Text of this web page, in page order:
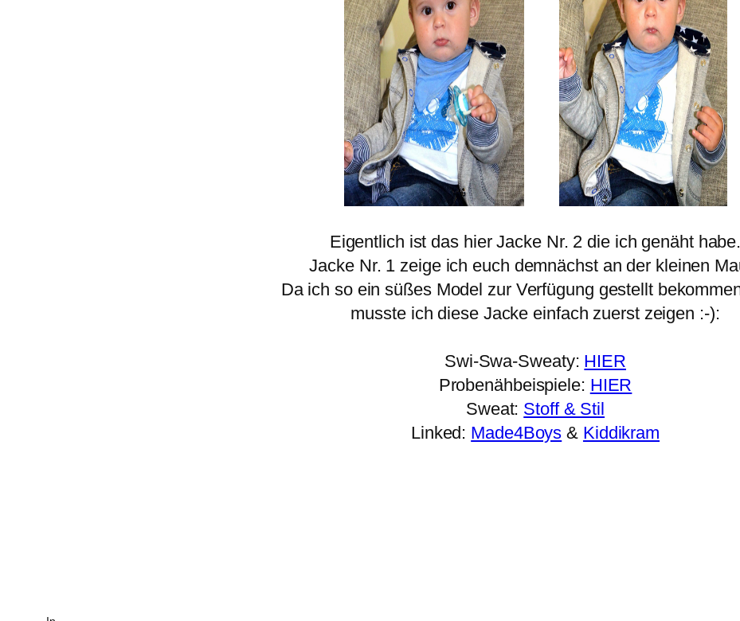
Eigentlich ist das hier Jacke Nr. 2 die ich genäht habe.
Jacke Nr. 1 zeige ich euch demnächst an der kleinen
Da ich so ein süßes Model zur Verfügung gestellt
musste ich diese Jacke einfach zuerst zeigen :-):
Swi-Swa-Sweaty: HIER
Probenähbeispiele: HIER
Sweat: Stoff & Stil
Linked: Made4Boys & Kiddikram